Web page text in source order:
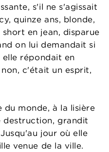
s'il ne s'agissait
quinze ans, blonde,
en jean, disparue
on lui demandait si
elle répondait en
c'était un esprit,
du monde, à la lisière
destruction, grandit
jour où elle
venue de la ville.